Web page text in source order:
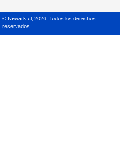
© Newark.cl, 2026 . Todos los derechos
reservados.